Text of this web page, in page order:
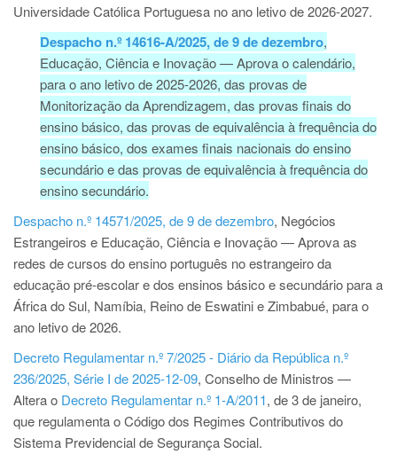
Universidade Católica Portuguesa no ano letivo de 2026-2027.
Despacho n.º 14616-A/2025, de 9 de dezembro,
Educação, Ciência e Inovação — Aprova o calendário,
para o ano letivo de 2025-2026, das provas de
Monitorização da Aprendizagem, das provas finais do
ensino básico, das provas de equivalência à frequência do
ensino básico, dos exames finais nacionais do ensino
secundário e das provas de equivalência à frequência do
ensino secundário.
Despacho n.º 14571/2025, de 9 de dezembro, Negócios
Estrangeiros e Educação, Ciência e Inovação — Aprova as
redes de cursos do ensino português no estrangeiro da
educação pré-escolar e dos ensinos básico e secundário para a
África do Sul, Namíbia, Reino de Eswatini e Zimbabué, para o
ano letivo de 2026.
Decreto Regulamentar n.º 7/2025 - Diário da República n.º
236/2025, Série I de 2025-12-09, Conselho de Ministros —
Altera o Decreto Regulamentar n.º 1-A/2011, de 3 de janeiro,
que regulamenta o Código dos Regimes Contributivos do
Sistema Previdencial de Segurança Social.